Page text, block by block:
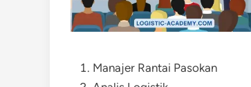
Manajer Rantai Pasokan